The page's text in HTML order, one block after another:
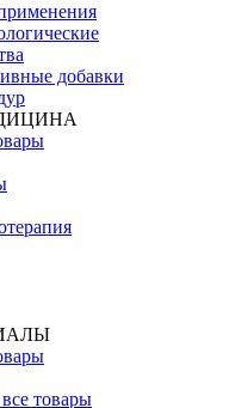
добавки
товары